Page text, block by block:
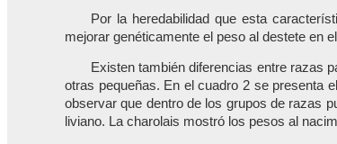
Por la heredabilidad que esta
mejorar genéticamente el peso al destete en
Existen también diferencias entre razas
otras pequeñas. En el cuadro 2 se presenta
observar que dentro de los grupos de razas
liviano. La charolais mostró los pesos al